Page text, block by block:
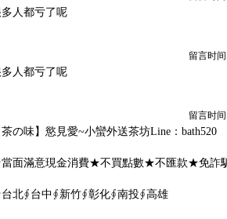
人都亏了呢
留言时间
人都亏了呢
留言时间
の味】慾見愛~小蠻外送茶坊Line：bath520
面滿意現金消費★不買點數★不匯款★免詐
北∮台中∮新竹∮彰化∮南投∮高雄